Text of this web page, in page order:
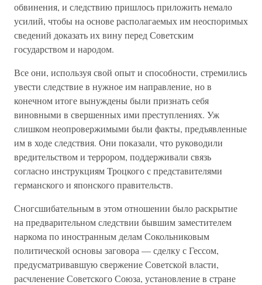
обвинения, и следствию пришлось приложить немало
усилий, чтобы на основе располагаемых им неоспоримых
сведений доказать их вину перед Советским
государством и народом.
Все они, используя свой опыт и способности, стремились
увести следствие в нужное им направление, но в
конечном итоге вынуждены были признать себя
виновными в свершенных ими преступлениях. Уж
слишком неопровержимыми были факты, предъявленные
им в ходе следствия. Они показали, что руководили
вредительством и террором, поддерживали связь
согласно инструкциям Троцкого с представителями
германского и японского правительств.
Сногсшибательным в этом отношении было раскрытие
на предварительном следствии бывшим заместителем
наркома по иностранным делам Сокольниковым
политической основы заговора — сделку с Гессом,
предусматривавшую свержение Советской власти,
расчленение Советского Союза, установление в стране